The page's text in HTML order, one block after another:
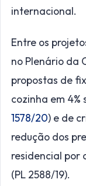
internacional.
Entre os
no Plenário da
propostas de
cozinha em 4%
1578/20) e de
redução dos
residencial por
(PL 2588/19).